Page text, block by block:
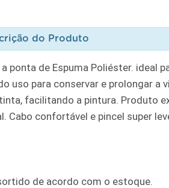
do Produto
de Espuma Poliéster. ideal
uso para conservar e prolongar a
facilitando a pintura. Produto
confortável e pincel super
de acordo com o estoque.